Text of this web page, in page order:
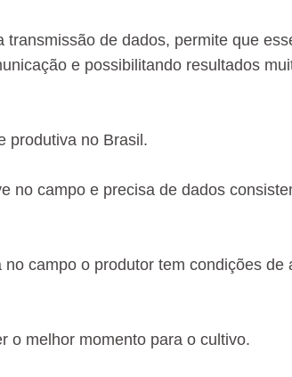
de dados, permite que
e possibilitando resultados
produtiva no Brasil.
no campo e precisa de dados
campo o produtor tem condições de
o melhor momento para o cultivo.